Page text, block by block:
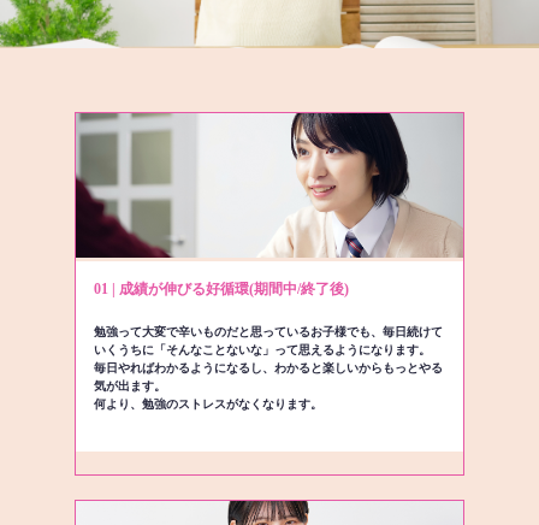
01 | 成績が伸びる好循環(期間中/終了後)
勉強って大変で辛いものだと思っているお子様でも、毎日続けて
いくうちに「そんなことないな」って思えるようになります。
毎日やればわかるようになるし、わかると楽しいからもっとやる
気が出ます。
何より、勉強のストレスがなくなります。